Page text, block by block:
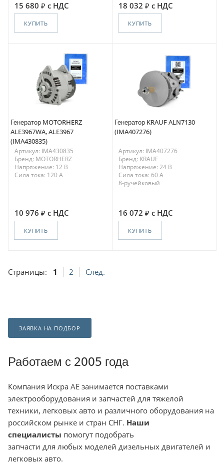
15 680 с НДС
КУПИТЬ
18 032 с НДС
КУПИТЬ
Генератор MOTORHERZ
ALE3967WA, ALE3967
(IMA430835)
Артикул: IMA430835
Бренд: MOTORHERZ
Напряжение: 12 В
Сила тока: 120 A
10 976 с НДС
КУПИТЬ
Генератор KRAUF ALN7130
(IMA407276)
Артикул: IMA407276
Бренд: KRAUF
Напряжение: 24 В
Сила тока: 60 A
8-ручейковый
16 072 с НДС
КУПИТЬ
Страницы: 1 2 След.
ЗАЯВКА НА ПОДБОР
Работаем с 2005 года
Компания Искра АЕ занимается поставками
электрооборудования и запчастей для тяжелой
техники, легковых авто и различного оборудования на
российском рынке и стран СНГ. Наши
специалисты помогут подобрать
запчасти для любых моделей дизельных двигателей и
легковых авто.